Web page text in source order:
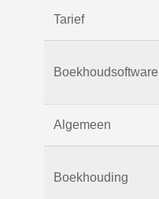
Tarief
Boekhoudsoftware
Algemeen
Boekhouding